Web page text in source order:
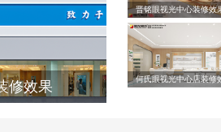
修效果
晋铭眼视光中心装修效
何氏眼视光中心店装修